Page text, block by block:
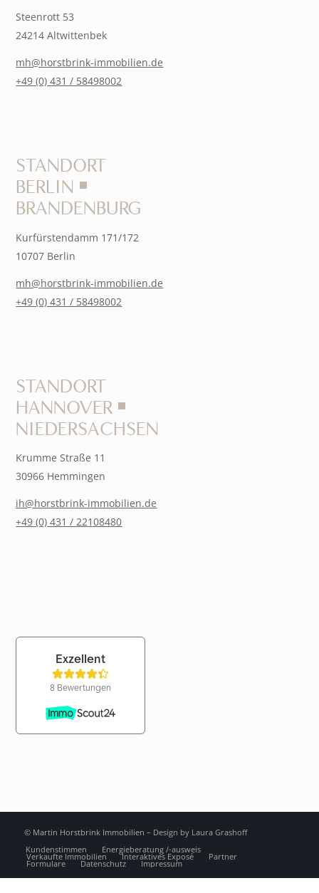
Steenrott 53
24214 Altwittenbek
mh@horstbrink-immobilien.de
+49 (0) 431 / 58498002
STANDORT
BERLIN ￭
BRANDENBURG
Kurfürstendamm 171/172
10707 Berlin
mh@horstbrink-immobilien.de
+49 (0) 431 / 58498002
STANDORT
HANNOVER ￭
NIEDERSACHSEN
Krumme Straße 11
30966 Hemmingen
ih@horstbrink-immobilien.de
+49 (0) 431 / 22108480
© Martin Horstbrink Immobilien – Design by Laura Grashoff
Kundenstimmen
Energieberatung /-ausweis
Verkaufte Immobilien Interaktives Exposé Partner
Formulare Datenschutz Impressum